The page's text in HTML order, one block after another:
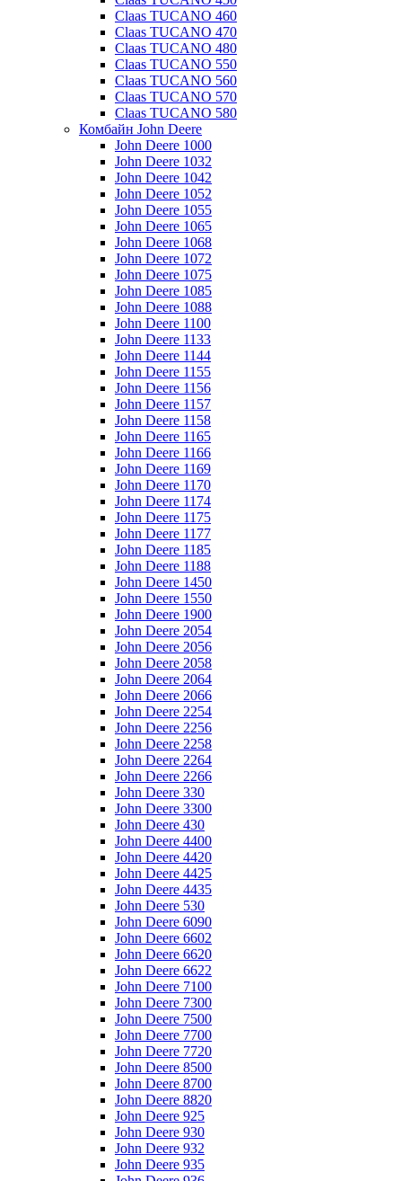
Claas TUCANO 460
Claas TUCANO 470
Claas TUCANO 480
Claas TUCANO 550
Claas TUCANO 560
Claas TUCANO 570
Claas TUCANO 580
Комбайн John Deere
John Deere 1000
John Deere 1032
John Deere 1042
John Deere 1052
John Deere 1055
John Deere 1065
John Deere 1068
John Deere 1072
John Deere 1075
John Deere 1085
John Deere 1088
John Deere 1100
John Deere 1133
John Deere 1144
John Deere 1155
John Deere 1156
John Deere 1157
John Deere 1158
John Deere 1165
John Deere 1166
John Deere 1169
John Deere 1170
John Deere 1174
John Deere 1175
John Deere 1177
John Deere 1185
John Deere 1188
John Deere 1450
John Deere 1550
John Deere 1900
John Deere 2054
John Deere 2056
John Deere 2058
John Deere 2064
John Deere 2066
John Deere 2254
John Deere 2256
John Deere 2258
John Deere 2264
John Deere 2266
John Deere 330
John Deere 3300
John Deere 430
John Deere 4400
John Deere 4420
John Deere 4425
John Deere 4435
John Deere 530
John Deere 6090
John Deere 6602
John Deere 6620
John Deere 6622
John Deere 7100
John Deere 7300
John Deere 7500
John Deere 7700
John Deere 7720
John Deere 8500
John Deere 8700
John Deere 8820
John Deere 925
John Deere 930
John Deere 932
John Deere 935